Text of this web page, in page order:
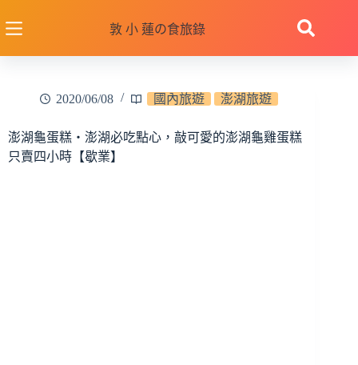
至
敦 小 蓮の食旅錄
2020/06/08 國內旅遊 澎湖旅遊
澎湖龜蛋糕‧澎湖必吃點心，敲可愛的澎湖龜雞蛋糕
只賣四小時【歇業】